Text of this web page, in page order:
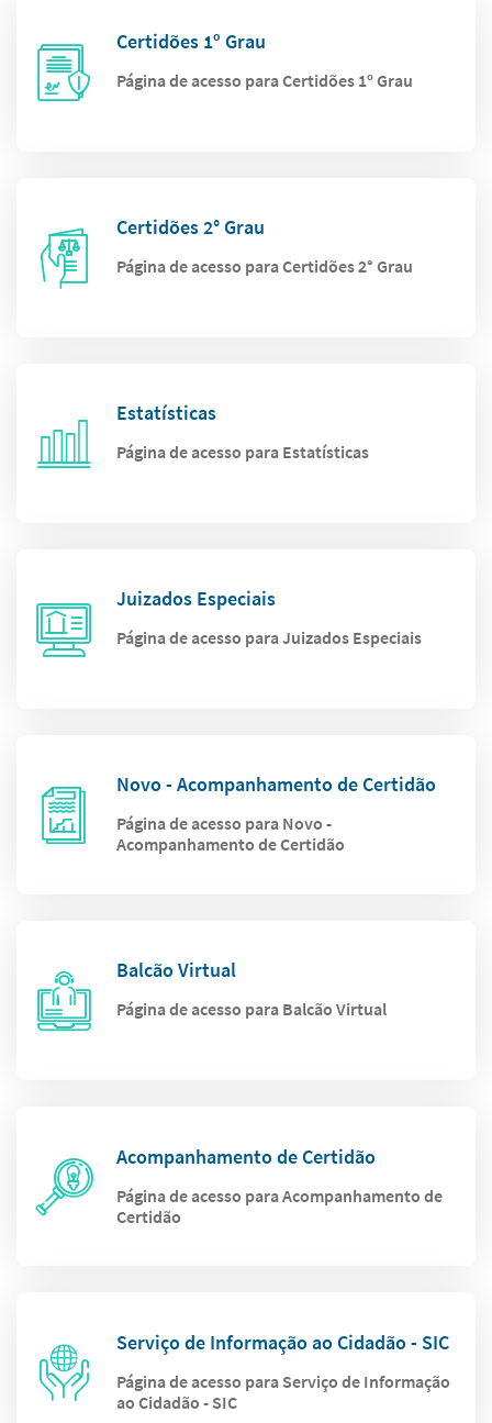
Certidões 1º Grau
Página de acesso para Certidões 1º Grau
Certidões 2° Grau
Página de acesso para Certidões 2° Grau
Estatísticas
Página de acesso para Estatísticas
Juizados Especiais
Página de acesso para Juizados Especiais
Novo - Acompanhamento de Certidão
Página de acesso para Novo -
Acompanhamento de Certidão
Balcão Virtual
Página de acesso para Balcão Virtual
Acompanhamento de Certidão
Página de acesso para Acompanhamento de
Certidão
Serviço de Informação ao Cidadão - SIC
Página de acesso para Serviço de Informação
ao Cidadão - SIC